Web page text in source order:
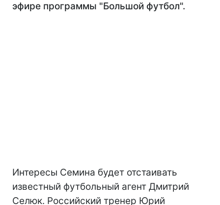
эфире программы "Большой футбол".
Интересы Семина будет отстаивать
известный футбольный агент Дмитрий
Селюк. Российский тренер Юрий